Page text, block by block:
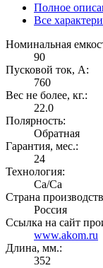
Полное
Все
Номинальная
90
Пусковой ток, А:
760
Вес не более, кг.:
22.0
Полярность:
Обратная
Гарантия, мес.:
24
Технология:
Са/Са
Страна
Россия
Ссылка на сайт
www.akom.ru
Длина, мм.:
352